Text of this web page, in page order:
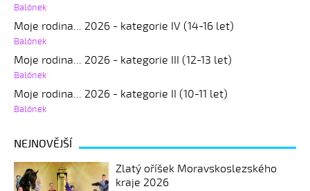
Balónek
Moje rodina... 2026 - kategorie IV (14-16 let)
Balónek
Moje rodina... 2026 - kategorie III (12-13 let)
Balónek
Moje rodina... 2026 - kategorie II (10-11 let)
Balónek
NEJNOVĚJŠÍ
Zlatý oříšek Moravskoslezského
kraje 2026